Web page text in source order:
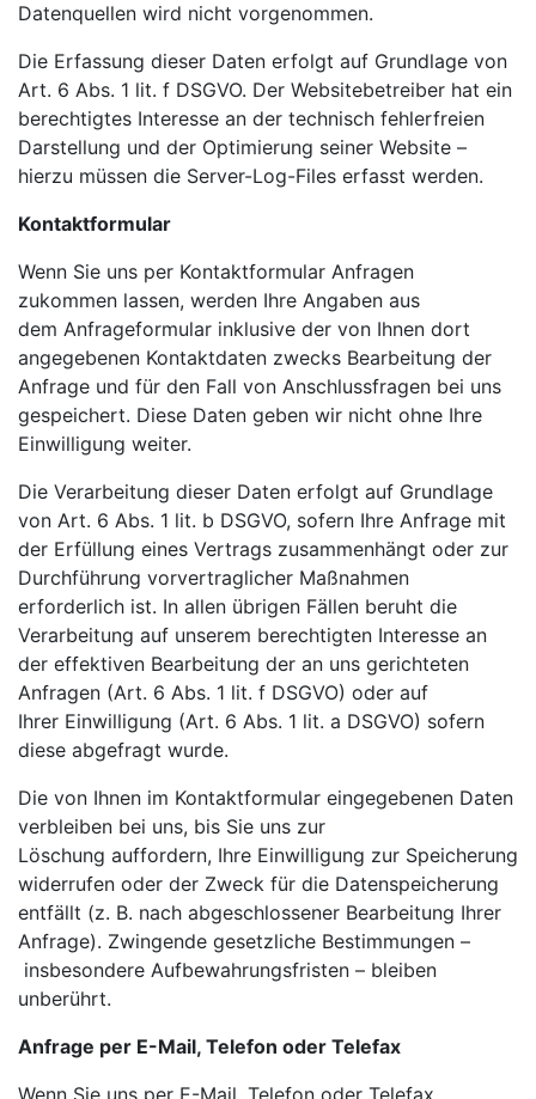
Datenquellen wird nicht vorgenommen.
Die Erfassung dieser Daten erfolgt auf Grundlage von
Art. 6 Abs. 1 lit. f DSGVO. Der Websitebetreiber hat ein
berechtigtes Interesse an der technisch fehlerfreien
Darstellung und der Optimierung seiner Website –
hierzu müssen die Server-Log-Files erfasst werden.
Kontaktformular
Wenn Sie uns per Kontaktformular Anfragen
zukommen lassen, werden Ihre Angaben aus
dem Anfrageformular inklusive der von Ihnen dort
angegebenen Kontaktdaten zwecks Bearbeitung der
Anfrage und für den Fall von Anschlussfragen bei uns
gespeichert. Diese Daten geben wir nicht ohne Ihre
Einwilligung weiter.
Die Verarbeitung dieser Daten erfolgt auf Grundlage
von Art. 6 Abs. 1 lit. b DSGVO, sofern Ihre Anfrage mit
der Erfüllung eines Vertrags zusammenhängt oder zur
Durchführung vorvertraglicher Maßnahmen
erforderlich ist. In allen übrigen Fällen beruht die
Verarbeitung auf unserem berechtigten Interesse an
der effektiven Bearbeitung der an uns gerichteten
Anfragen (Art. 6 Abs. 1 lit. f DSGVO) oder auf
Ihrer Einwilligung (Art. 6 Abs. 1 lit. a DSGVO) sofern
diese abgefragt wurde.
Die von Ihnen im Kontaktformular eingegebenen Daten
verbleiben bei uns, bis Sie uns zur
Löschung auffordern, Ihre Einwilligung zur Speicherung
widerrufen oder der Zweck für die Datenspeicherung
entfällt (z. B. nach abgeschlossener Bearbeitung Ihrer
Anfrage). Zwingende gesetzliche Bestimmungen –
insbesondere Aufbewahrungsfristen – bleiben
unberührt.
Anfrage per E-Mail, Telefon oder Telefax
Wenn Sie uns per E-Mail, Telefon oder Telefax